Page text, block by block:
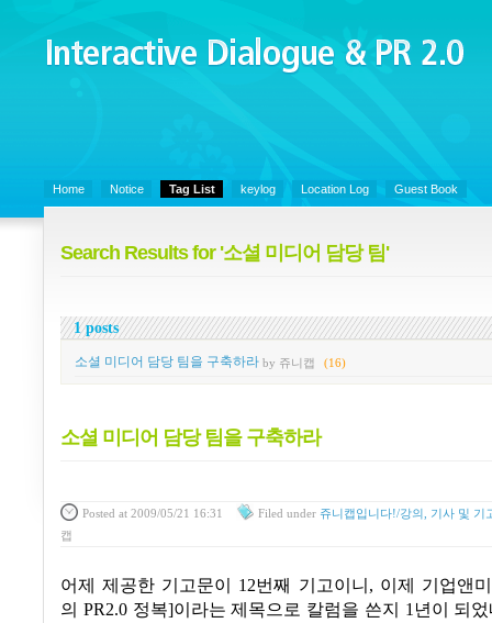
Interactive Dialogue &
PR 2.0
Home Notice Tag List keylog Location Log Guest Book
Search Results for '소셜 미디어 담당 팀'
1 posts
소셜 미디어 담당 팀을 구축하라 by 쥬니캡 (16)
소셜 미디어 담당 팀을 구축하라
Posted at 2009/05/21 16:31 Filed under 쥬니캡입니다!/강의, 기사 및 기
캡
어제 제공한 기고문이 12번째 기고이니 , 이제 기업앤
의 PR2.0 정복]이라는 제목으로 칼럼을 쓴지 1년이 되